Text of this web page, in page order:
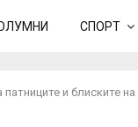
СПОРТ
и блиските